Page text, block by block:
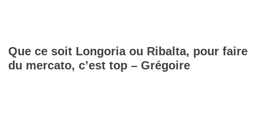
Que ce soit Longoria ou Ribalta, pour faire
du mercato, c’est top – Grégoire